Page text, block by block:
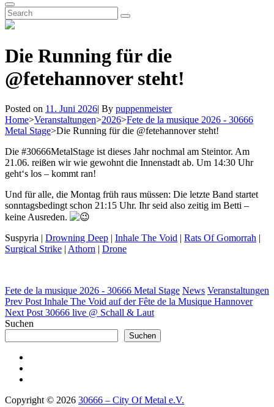
Search
Search
for:
Search
Die Running für die
@fetehannover steht!
Posted on 11. Juni 2026| By Byline
puppenmeister
Home>Veranstaltungen>2026>Fete de la musique 2026 - 30666
Metal Stage>Die Running für die @fetehannover steht!
Die #30666MetalStage ist dieses Jahr nochmal am Steintor. Am
21.06. reißen wir wie gewohnt die Innenstadt ab. Um 14:30 Uhr
geht‘s los – kommt ran!
Und für alle, die Montag früh raus müssen: Die letzte Band startet
sonntagsbedingt schon 21:15 Uhr. Ihr seid also zeitig im Betti –
keine Ausreden.
Suspyria | Drowning Deep | Inhale The Void | Rats Of Gomorrah |
Surgical Strike | Athorn | Drone
Categories
Fete de la musique 2026 - 30666 Metal Stage News Veranstaltungen
Beitragsnavigation
Previous
Post
Prev Post Inhale The Void auf der Fête de la Musique Hannover
Next
Post
Next Post 30666 live @ Schall & Laut
Suchen
Suchen
Copyright © 2026 30666 – City Of Metal e.V.